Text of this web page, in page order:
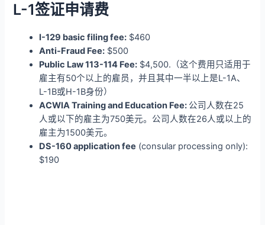
L-1签证申请费
I-129 basic filing fee: $460
Anti-Fraud Fee: $500
Public Law 113-114 Fee: $4,500.（这个费用只适用于
雇主有50个以上的雇员，并且其中一半以上是L-1A、
L-1B或H-1B身份）
ACWIA Training and Education Fee: 公司人数在25
人或以下的雇主为750美元。公司人数在26人或以上的
雇主为1500美元。
DS-160 application fee (consular processing only):
$190